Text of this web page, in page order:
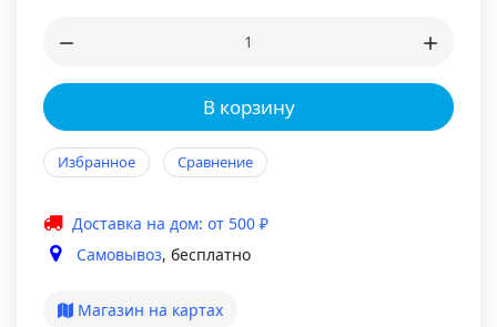
В корзину
Избранное Сравнение
Доставка на дом: от 500 ₽
Самовывоз, бесплатно
Магазин на картах